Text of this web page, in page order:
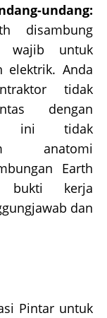
undang:
disambung
wajib untuk
elektrik. Anda
tidak
dengan
ini tidak
anatomi
Earth
bukti kerja
dan
Pintar untuk